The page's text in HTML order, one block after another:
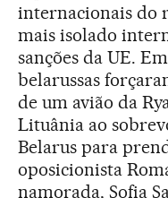
internacionais do
mais isolado
sanções da UE.
belarussas
de um avião da
Lituânia ao
Belarus para
oposicionista
namorada, Sofia